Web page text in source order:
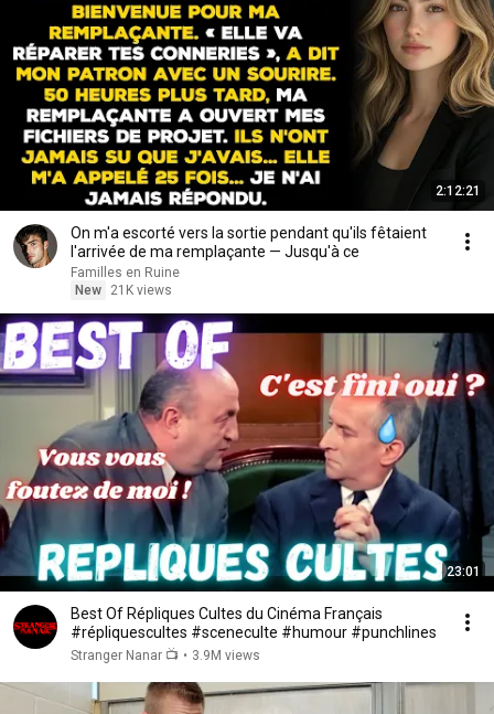
2:12:21
On m'a escorté vers la sortie pendant qu'ils fêtaient
l'arrivée de ma remplaçante — Jusqu'à ce
Familles en Ruine
New
21K views
23:01
Best Of Répliques Cultes du Cinéma Français
#répliquescultes #sceneculte #humour #punchlines
Stranger Nanar 📺 • 3.9M views